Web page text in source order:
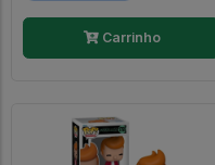
Carrinho